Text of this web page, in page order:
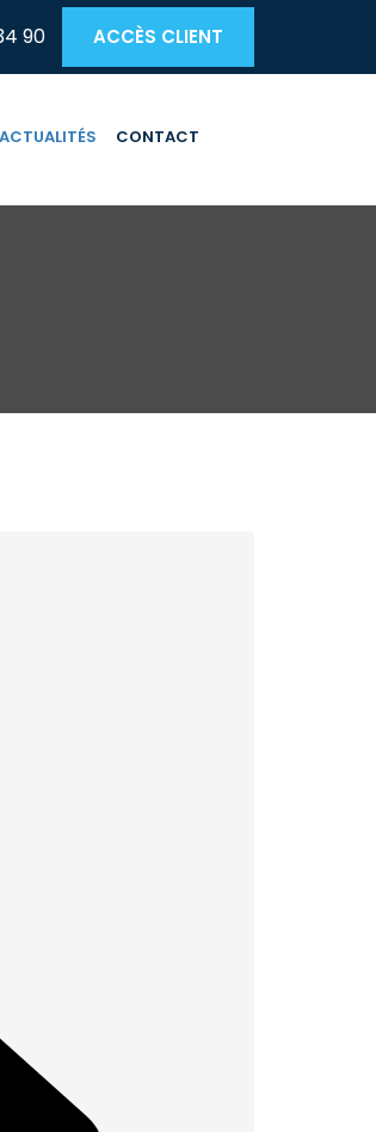
90 ACCÈS CLIENT
ACTUALITÉS CONTACT